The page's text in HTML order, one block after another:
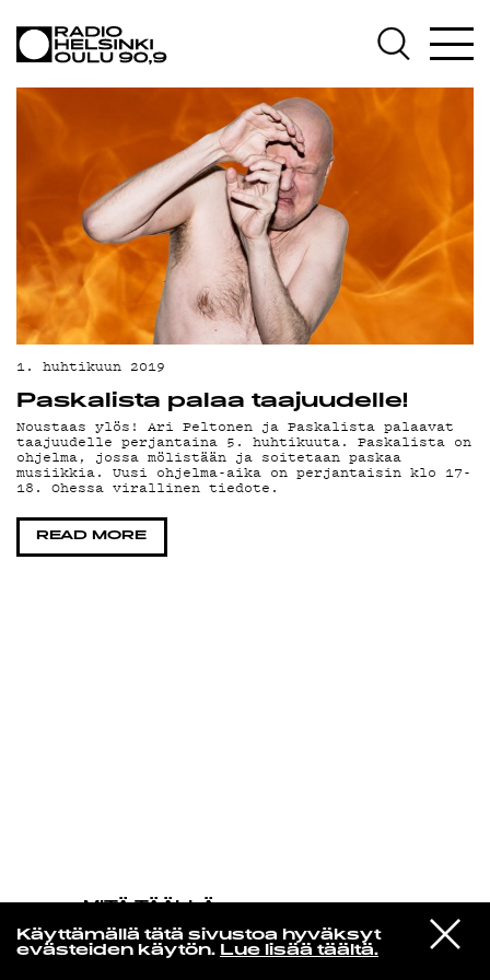
Käyttämällä tätä sivustoa hyväksyt
evästeiden käytön. Lue lisää täältä.
VIESTI
STUDIOON
MITÄ TÄÄLLÄ
Anna Calvi
I'll Be Your Man
AJANKOHTAISTA
OHJELMAT
TEKIJÄT
ON-DEMAND
PODCAST
MAINOSTA
YHTEYSTIEDOT
G LIVELAB
YSTÄVÄKLUBI
TIETOSUOJA
KIRJAUDU SISÄÄN
1. huhtikuun 2019
Paskalista palaa taajuudelle!
Noustaas ylös! Ari Peltonen ja Paskalista palaavat
taajuudelle perjantaina 5. huhtikuuta. Paskalista on
ohjelma, jossa mölistään ja soitetaan paskaa
musiikkia. Uusi ohjelma-aika on perjantaisin klo 17-
18. Ohessa virallinen tiedote.
READ MORE